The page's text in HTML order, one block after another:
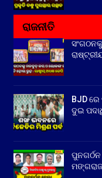
ରାଜନୀତି
BJD
ଦୁଇ